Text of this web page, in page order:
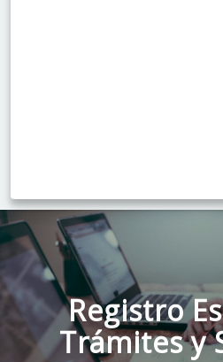
Registro
Trámites y